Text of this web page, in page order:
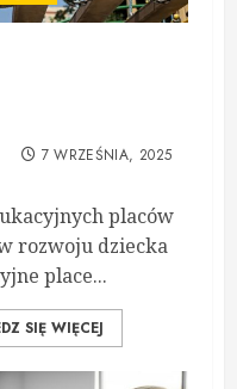
7 WRZEŚNIA, 2025
placów
rozwoju dziecka
place...
SIĘ WIĘCEJ